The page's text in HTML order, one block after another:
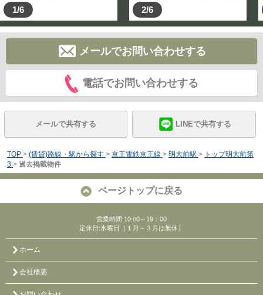
1/6 2/6
メールでお問い合わせする
電話でお問い合わせする
メールで共有する LINEで共有する
TOP > (賃貸)路線・駅から探す > 京王電鉄京王線 > 明大前駅 > トップ明大前第
3 > 過去掲載物件
ページトップに戻る
営業時間:10:00～19：00
定休日:水曜日（１月～３月は無休）
ホーム
会社概要